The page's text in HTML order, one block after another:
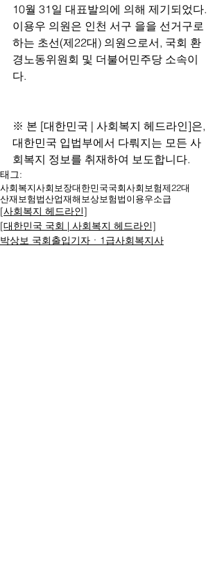
10월 31일 대표발의에 의해 제기되었다.
이용우 의원은 인천 서구 을을 선거구로
하는 초선(제22대) 의원으로서, 국회 환
경노동위원회 및 더불어민주당 소속이
다.
※ 본 [대한민국 | 사회복지 헤드라인]은,
대한민국 입법부에서 다뤄지는 모든 사
회복지 정보를 취재하여 보도합니다.
태그:
사회복지사회보장대한민국국회사회보험제22대
산재보험법산업재해보상보험법이용우소급
[사회복지 헤드라인]
[대한민국 국회 | 사회복지 헤드라인]
박상보 국회출입기자ㆍ1급사회복지사